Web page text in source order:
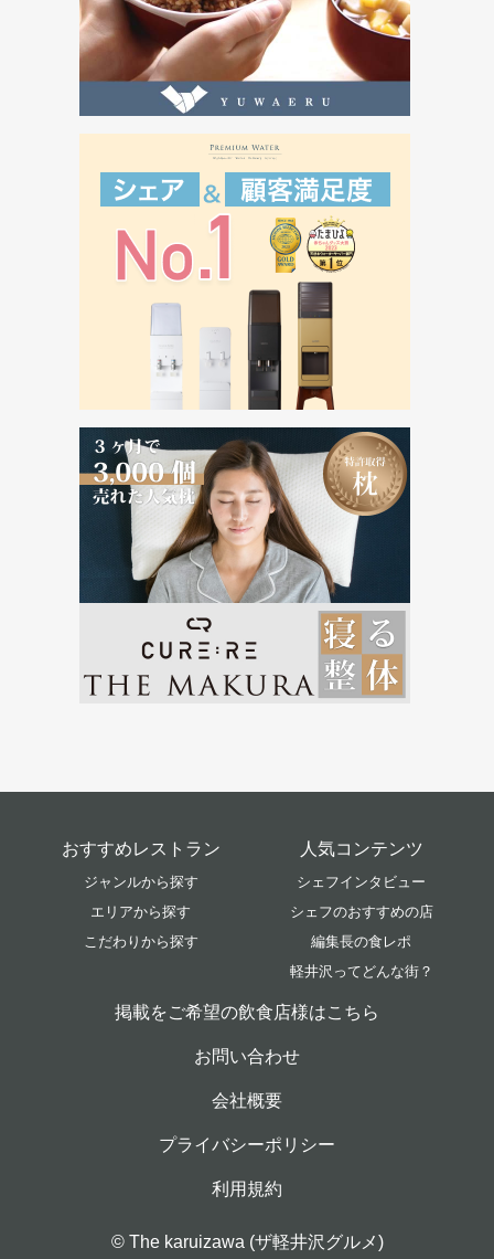
おすすめレストラン
ジャンルから探す
エリアから探す
こだわりから探す
人気コンテンツ
シェフインタビュー
シェフのおすすめの店
編集長の食レポ
軽井沢ってどんな街？
掲載をご希望の飲食店様はこちら
お問い合わせ
会社概要
プライバシーポリシー
利用規約
© The karuizawa (ザ軽井沢グルメ)